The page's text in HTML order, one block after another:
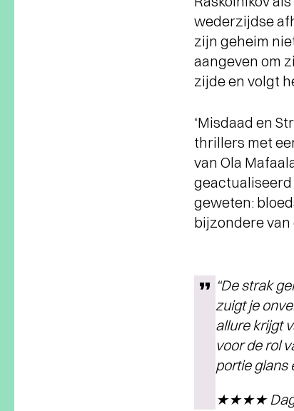
wederzijdse
zijn geheim
aangeven om
zijde en volgt
‘Misdaad en
thrillers met
van Ola
geactualiseerd
geweten:
bijzondere van
“De strak
zuigt je
allure krijgt
voor de rol
portie glans
★★★★